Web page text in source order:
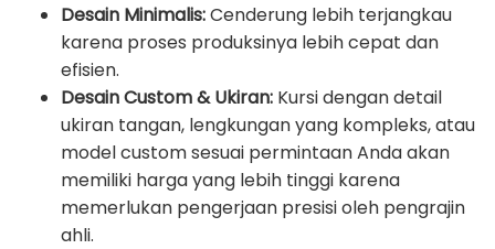
Desain Minimalis:Cenderung lebih terjangkau
karena proses produksinya lebih cepat dan
efisien.
Desain Custom & Ukiran: Kursi dengan detail
ukiran tangan, lengkungan yang kompleks, atau
model custom sesuai permintaan Anda akan
memiliki harga yang lebih tinggi karena
memerlukan pengerjaan presisi oleh pengrajin
ahli.